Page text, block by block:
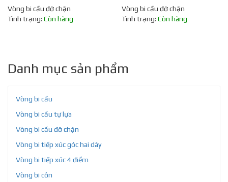
Vòng bi cầu đỡ chặn
Tình trạng: Còn hàng
Vòng bi cầu đỡ chặn
Tình trạng: Còn hàng
Danh mục sản phẩm
Vòng bi cầu
Vòng bi cầu tự lựa
Vòng bi cầu đỡ chặn
Vòng bi tiếp xúc góc hai dãy
Vòng bi tiếp xúc 4 điểm
Vòng bi côn